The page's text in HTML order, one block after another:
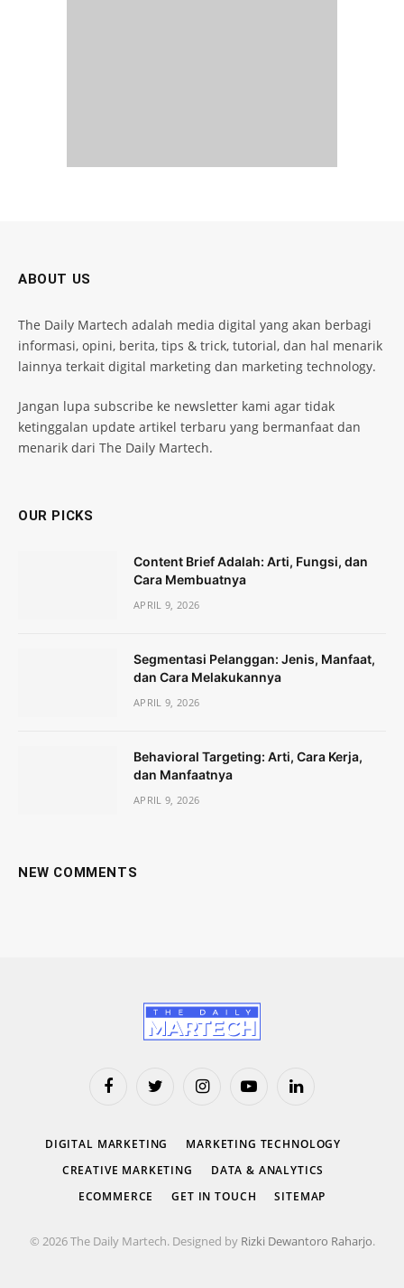
ABOUT US
The Daily Martech adalah media digital yang akan berbagi
informasi, opini, berita, tips & trick, tutorial, dan hal menarik
lainnya terkait digital marketing dan marketing technology.
Jangan lupa subscribe ke newsletter kami agar tidak
ketinggalan update artikel terbaru yang bermanfaat dan
menarik dari The Daily Martech.
OUR PICKS
Content Brief Adalah: Arti, Fungsi, dan
Cara Membuatnya
APRIL 9, 2026
Segmentasi Pelanggan: Jenis, Manfaat,
dan Cara Melakukannya
APRIL 9, 2026
Behavioral Targeting: Arti, Cara Kerja,
dan Manfaatnya
APRIL 9, 2026
NEW COMMENTS
FacebookTwitter InstagramYouTubeLinkedIn
DIGITAL MARKETING
MARKETING TECHNOLOGY
CREATIVE MARKETING
DATA & ANALYTICS
ECOMMERCE
GET IN TOUCH SITEMAP
© 2026 The Daily Martech. Designed by Rizki Dewantoro Raharjo.